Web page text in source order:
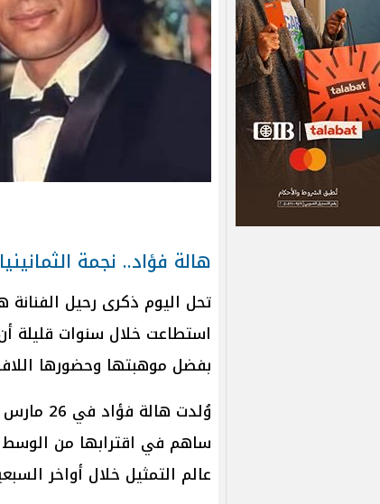
هالة فؤاد.. نجمة
تحل اليوم ذكرى رحيل الفنانة
استطاعت خلال سنوات قليلة
بفضل موهبتها وحضورها
ساهم في اقترابها من الوسط
عالم التمثيل خلال أواخر